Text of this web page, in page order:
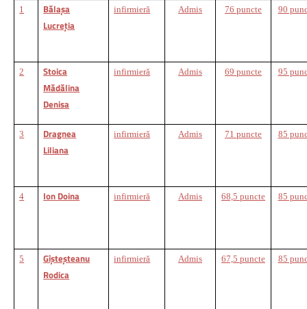
1
Bălaşa
Lucreţia
infirmieră Admis 76 puncte 90
2
Stoica
Mădălina
Denisa
infirmieră Admis 69 puncte 95
3
Dragnea
Liliana
infirmieră Admis 71 puncte 85
4 Ion Doina infirmieră Admis 68,5 puncte 85
5
Gîşteşteanu
Rodica
infirmieră Admis 67,5 puncte 85